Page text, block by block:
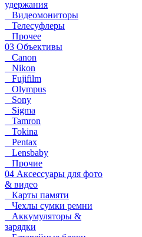
удержания
Видеомониторы
Телесуфлеры
Прочее
03 Объективы
Canon
Nikon
Fujifilm
Olympus
Sony
Sigma
Tamron
Tokina
Pentax
Lensbaby
Прочие
04 Аксессуары для фото
& видео
Карты памяти
Чехлы сумки ремни
Аккумуляторы &
зарядки